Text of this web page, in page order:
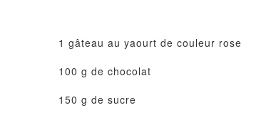
1 gâteau au yaourt de couleur rose
100 g de chocolat
150 g de sucre